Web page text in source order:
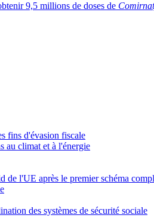
9,5 millions de doses de
fins d'évasion fiscale
au climat et à l'énergie
l'UE après le premier schéma
des systèmes de sécurité sociale